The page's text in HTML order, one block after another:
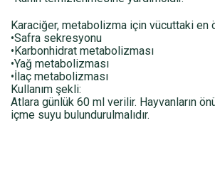
Karaciğer, metabolizma için vücuttaki en
•Safra sekresyonu
•Karbonhidrat metabolizması
•Yağ metabolizması
•İlaç metabolizması
Kullanım şekli:
Atlara günlük 60 ml verilir. Hayvanların
içme suyu bulundurulmalıdır.